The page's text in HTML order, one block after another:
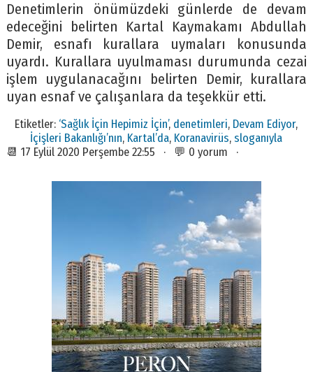
Denetimlerin önümüzdeki günlerde de devam
edeceğini belirten Kartal Kaymakamı Abdullah
Demir, esnafı kurallara uymaları konusunda
uyardı. Kurallara uyulmaması durumunda cezai
işlem uygulanacağını belirten Demir, kurallara
uyan esnaf ve çalışanlara da teşekkür etti.
Etiketler: ‘Sağlık İçin Hepimiz İçin’, denetimleri, Devam Ediyor,
İçişleri Bakanlığı’nın, Kartal’da, Koranavirüs,sloganıyla
📆 17 Eylül 2020 Perşembe 22:55 · 💬 0 yorum ·